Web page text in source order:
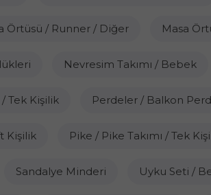
Örtüsü / Runner / Diğer Masa
Nevresim Takımı / Bebek
/ Tek Kişilik Perdeler / Balkon
Kişilik Pike / Pike Takımı / Tek
Sandalye Minderi Uyku Seti /